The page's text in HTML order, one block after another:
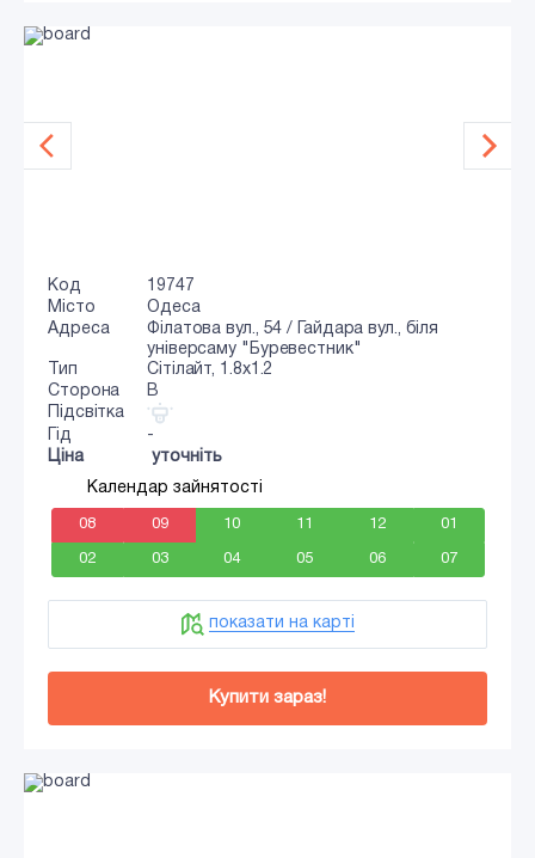
Код
19747
Місто
Одеса
Адреса
Філатова вул., 54 / Гайдара вул., біля
універсаму "Буревестник"
Тип
Сiтiлайт, 1.8x1.2
Сторона
B
Підсвітка
Гід
-
Ціна
уточніть
Календар зайнятості
08 09 10 11 12 01
02 03 04 05 06 07
показати на карті
Купити зараз!